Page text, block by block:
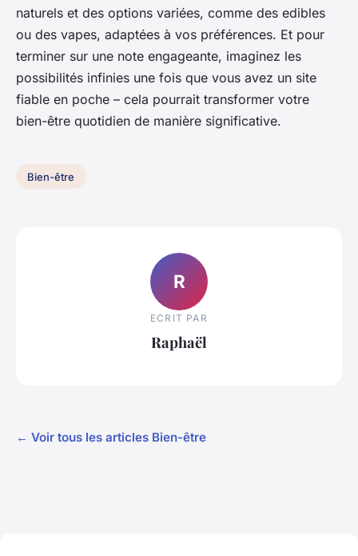
naturels et des options variées, comme des edibles
ou des vapes, adaptées à vos préférences. Et pour
terminer sur une note engageante, imaginez les
possibilités infinies une fois que vous avez un site
fiable en poche – cela pourrait transformer votre
bien-être quotidien de manière significative.
Bien-être
R
ECRIT PAR
Raphaël
← Voir tous les articles Bien-être